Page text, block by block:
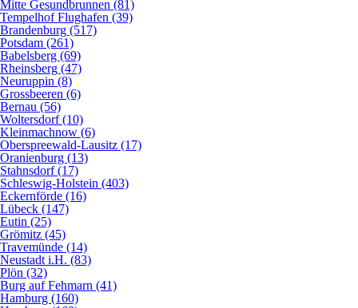
Mitte Gesundbrunnen (81)
Tempelhof Flughafen (39)
Brandenburg (517)
Potsdam (261)
Babelsberg (69)
Rheinsberg (47)
Neuruppin (8)
Grossbeeren (6)
Bernau (56)
Woltersdorf (10)
Kleinmachnow (6)
Oberspreewald-Lausitz (17)
Oranienburg (13)
Stahnsdorf (17)
Schleswig-Holstein (403)
Eckernförde (16)
Lübeck (147)
Eutin (25)
Grömitz (45)
Travemünde (14)
Neustadt i.H. (83)
Plön (32)
Burg auf Fehmarn (41)
Hamburg (160)